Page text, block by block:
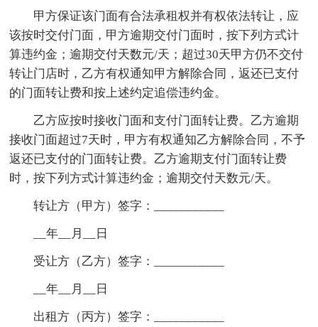
甲方保证该门面有合法承租权并有权依法转让，应
该按时交付门面，甲方逾期交付门面时，按下列方式计
算违约金；逾期交付天数元/天；超过30天甲方仍不交付
转让门店时，乙方有权通知甲方解除合同，返还已支付
的门面转让费和按上述约定追偿违约金。
乙方应按时接收门面和支付门面转让费。乙方逾期
接收门面超过7天时，甲方有权通知乙方解除合同，不予
返还已支付的门面转让费。乙方逾期支付门面转让费
时，按下列方式计算违约金；逾期交付天数元/天。
转让方（甲方）签字：___________
__年__月__日
受让方（乙方）签字：___________
__年__月__日
出租方（丙方）签字：___________